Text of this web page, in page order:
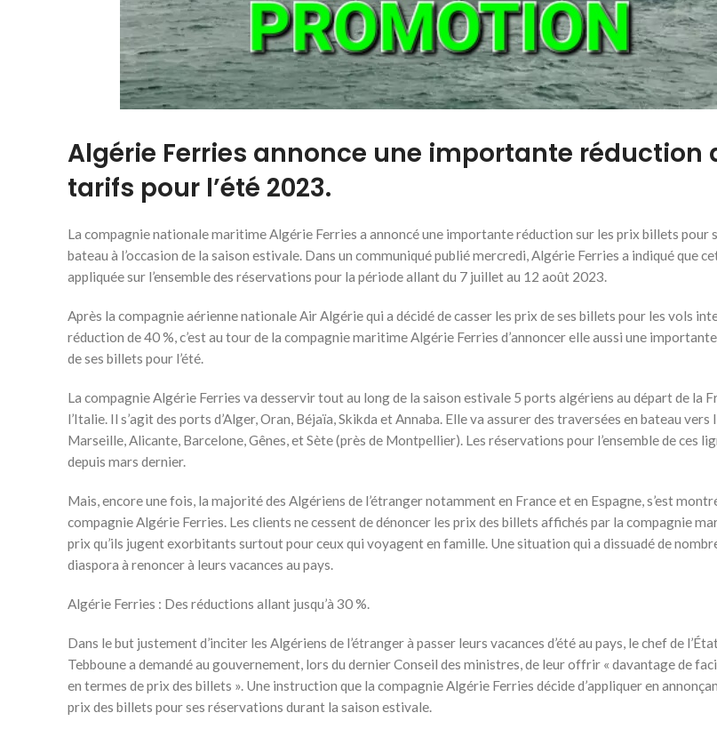
Algérie Ferries annonce une importante réduction
tarifs pour l’été 2023.
La compagnie nationale maritime Algérie Ferries a annoncé une importante réduction sur les prix billets pour
bateau à l’occasion de la saison estivale. Dans un communiqué publié mercredi, Algérie Ferries a indiqué que
appliquée sur l’ensemble des réservations pour la période allant du 7 juillet au 12 août 2023.
Après la compagnie aérienne nationale Air Algérie qui a décidé de casser les prix de ses billets pour les vols
réduction de 40 %, c’est au tour de la compagnie maritime Algérie Ferries d’annoncer elle aussi une
de ses billets pour l’été.
La compagnie Algérie Ferries va desservir tout au long de la saison estivale 5 ports algériens au départ de la
l’Italie. Il s’agit des ports d’Alger, Oran, Béjaïa, Skikda et Annaba. Elle va assurer des traversées en bateau vers
Marseille, Alicante, Barcelone, Gênes, et Sète (près de Montpellier). Les réservations pour l’ensemble de ces
depuis mars dernier.
Mais, encore une fois, la majorité des Algériens de l’étranger notamment en France et en Espagne, s’est
compagnie Algérie Ferries. Les clients ne cessent de dénoncer les prix des billets affichés par la compagnie
prix qu’ils jugent exorbitants surtout pour ceux qui voyagent en famille. Une situation qui a dissuadé de
diaspora à renoncer à leurs vacances au pays.
Algérie Ferries : Des réductions allant jusqu’à 30 %.
Dans le but justement d’inciter les Algériens de l’étranger à passer leurs vacances d’été au pays, le chef de
Tebboune a demandé au gouvernement, lors du dernier Conseil des ministres, de leur offrir « davantage de
en termes de prix des billets ». Une instruction que la compagnie Algérie Ferries décide d’appliquer en
prix des billets pour ses réservations durant la saison estivale.